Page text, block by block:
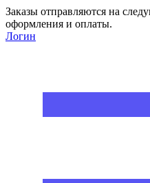
Заказы отправляются на
оформления и оплаты.
Логин